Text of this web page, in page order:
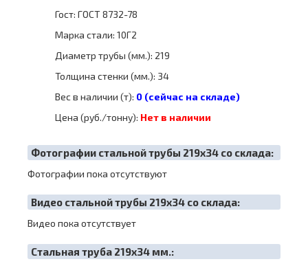
Гост: ГОСТ 8732-78
Марка стали: 10Г2
Диаметр трубы (мм.): 219
Толщина стенки (мм.): 34
Вес в наличии (т): 0 (сейчас на складе)
Цена (руб./тонну): Нет в наличии
Фотографии стальной трубы 219х34 со склада:
Фотографии пока отсутствуют
Видео стальной трубы 219х34 со склада:
Видео пока отсутствует
Cтальная труба 219х34 мм.: